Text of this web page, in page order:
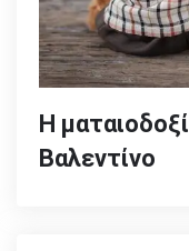
Η
Βαλεντίνο